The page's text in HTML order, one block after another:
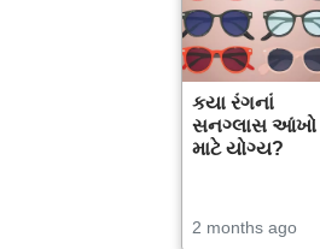
કયા રંગનાં
સનગ્લાસ આંખો
માટે યોગ્ય?
2 months ago